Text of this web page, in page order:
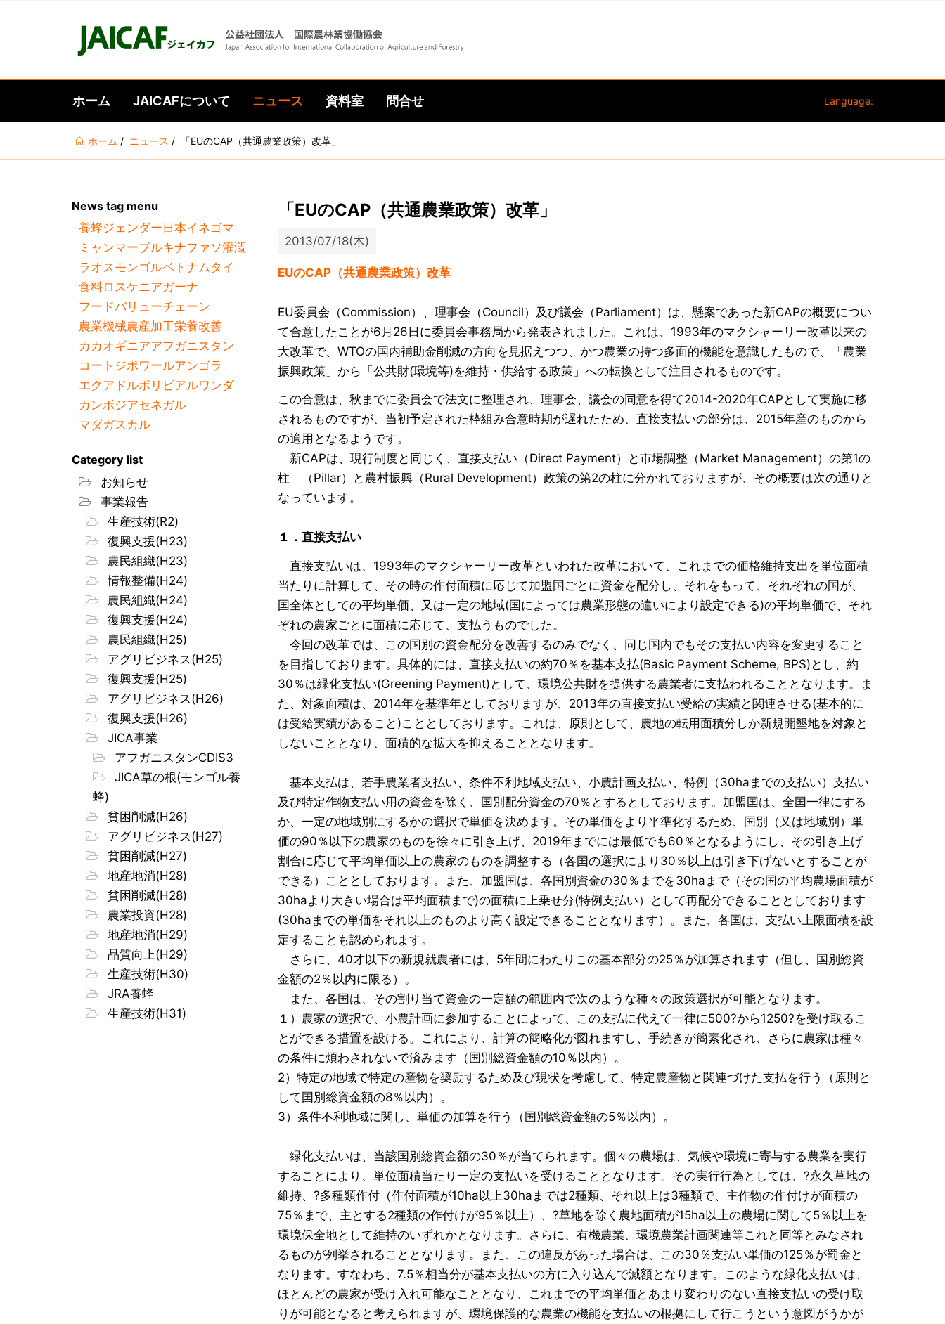
Language:
ホーム JAICAFについて ニュース 資料室 問合せ
ホーム ニュース 「EUのCAP（共通農業政策）改革」
News tag menu
養蜂ジェンダー 日本イネゴマ
ミャンマーブルキナファソ灌漑
ラオスモンゴルベトナムタイ
食料ロスケニアガーナ
フードバリューチェーン
農業機械農産加工栄養改善
カカオギニアアフガニスタン
コートジボワールアンゴラ
エクアドルボリビアルワンダ
カンボジアセネガル
マダガスカル
Category list
お知らせ
事業報告
生産技術(R2)
復興支援(H23)
農民組織(H23)
情報整備(H24)
農民組織(H24)
復興支援(H24)
農民組織(H25)
アグリビジネス(H25)
復興支援(H25)
アグリビジネス(H26)
復興支援(H26)
JICA事業
アフガニスタンCDIS3
JICA草の根(モンゴル養
蜂)
貧困削減(H26)
アグリビジネス(H27)
貧困削減(H27)
地産地消(H28)
貧困削減(H28)
農業投資(H28)
地産地消(H29)
品質向上(H29)
生産技術(H30)
JRA養蜂
生産技術(H31)
「EUのCAP（共通農業政策）改革」
2013/07/18(木)
EUのCAP（共通農業政策）改革
EU委員会（Commission）、理事会（Council）及び議会（Parliament）は、懸案であった新CAPの概要につい
て合意したことが6月26日に委員会事務局から発表されました。これは、1993年のマクシャーリー改革以来の
大改革で、WTOの国内補助金削減の方向を見据えつつ、かつ農業の持つ多面的機能を意識したもので、「農業
振興政策」から「公共財(環境等)を維持・供給する政策」への転換として注目されるものです。
この合意は、秋までに委員会で法文に整理され、理事会、議会の同意を得て2014-2020年CAPとして実施に移
されるものですが、当初予定された枠組み合意時期が遅れたため、直接支払いの部分は、2015年産のものから
の適用となるようです。
新CAPは、現行制度と同じく、直接支払い（Direct Payment）と市場調整（Market Management）の第1の
柱 （Pillar）と農村振興（Rural Development）政策の第2の柱に分かれておりますが、その概要は次の通りと
なっています。
１．直接支払い
直接支払いは、1993年のマクシャーリー改革といわれた改革において、これまでの価格維持支出を単位面積
当たりに計算して、その時の作付面積に応じて加盟国ごとに資金を配分し、それをもって、それぞれの国が、
国全体としての平均単価、又は一定の地域(国によっては農業形態の違いにより設定できる)の平均単価で、それ
ぞれの農家ごとに面積に応じて、支払うものでした。
今回の改革では、この国別の資金配分を改善するのみでなく、同じ国内でもその支払い内容を変更すること
を目指しております。具体的には、直接支払いの約70％を基本支払(Basic Payment Scheme, BPS)とし、約
30％は緑化支払い(Greening Payment)として、環境公共財を提供する農業者に支払われることとなります。ま
た、対象面積は、2014年を基準年としておりますが、2013年の直接支払い受給の実績と関連させる(基本的に
は受給実績があること)こととしております。これは、原則として、農地の転用面積分しか新規開墾地を対象と
しないこととなり、面積的な拡大を抑えることとなります。
基本支払は、若手農業者支払い、条件不利地域支払い、小農計画支払い、特例（30haまでの支払い）支払い
及び特定作物支払い用の資金を除く、国別配分資金の70％とするとしております。加盟国は、全国一律にする
か、一定の地域別にするかの選択で単価を決めます。その単価をより平準化するため、国別（又は地域別）単
価の90％以下の農家のものを徐々に引き上げ、2019年までには最低でも60％となるようにし、その引き上げ
割合に応じて平均単価以上の農家のものを調整する（各国の選択により30％以上は引き下げないとすることが
できる）こととしております。また、加盟国は、各国別資金の30％までを30haまで（その国の平均農場面積が
30haより大きい場合は平均面積まで)の面積に上乗せ分(特例支払い）として再配分できることとしております
(30haまでの単価をそれ以上のものより高く設定できることとなります）。また、各国は、支払い上限面積を設
定することも認められます。
さらに、40才以下の新規就農者には、5年間にわたりこの基本部分の25％が加算されます（但し、国別総資
金額の2％以内に限る）。
また、各国は、その割り当て資金の一定額の範囲内で次のような種々の政策選択が可能となります。
１）農家の選択で、小農計画に参加することによって、この支払に代えて一律に500?から1250?を受け取るこ
とができる措置を設ける。これにより、計算の簡略化が図れますし、手続きが簡素化され、さらに農家は種々
の条件に煩わされないで済みます（国別総資金額の10％以内）。
2）特定の地域で特定の産物を奨励するため及び現状を考慮して、特定農産物と関連づけた支払を行う（原則と
して国別総資金額の8％以内）。
3）条件不利地域に関し、単価の加算を行う（国別総資金額の5％以内）。
緑化支払いは、当該国別総資金額の30％が当てられます。個々の農場は、気候や環境に寄与する農業を実行
することにより、単位面積当たり一定の支払いを受けることとなります。その実行行為としては、?永久草地の
維持、?多種類作付（作付面積が10ha以上30haまでは2種類、それ以上は3種類で、主作物の作付けが面積の
75％まで、主とする2種類の作付けが95％以上）、?草地を除く農地面積が15ha以上の農場に関して5％以上を
環境保全地として維持のいずれかとなります。さらに、有機農業、環境農業計画関連等これと同等とみなされ
るものが列挙されることとなります。また、この違反があった場合は、この30％支払い単価の125％が罰金と
なります。すなわち、7.5％相当分が基本支払いの方に入り込んで減額となります。このような緑化支払いは、
ほとんどの農家が受け入れ可能なこととなり、これまでの平均単価とあまり変わりのない直接支払いの受け取
りが可能となると考えられますが、環境保護的な農業の機能を支払いの根拠にして行こうという意図がうかが